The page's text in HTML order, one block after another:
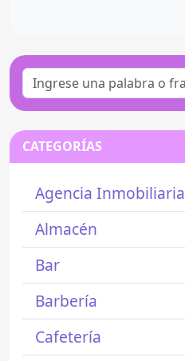
CATEGORÍAS
Agencia Inmobiliaria
Almacén
Bar
Barbería
Cafetería